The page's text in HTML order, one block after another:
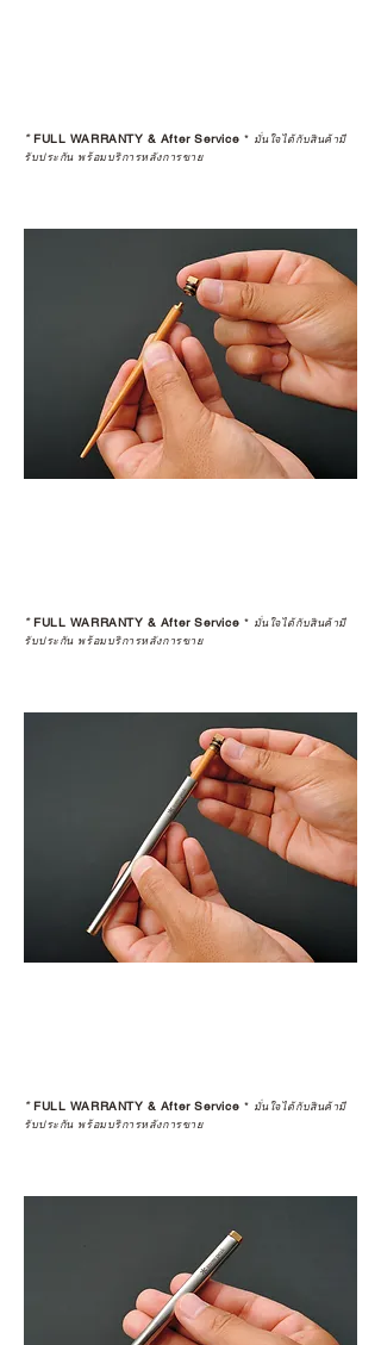
*FULL WARRANTY & After Service * มั่นใจได้กับสินค้ามี
รับประกัน พร้อมบริการหลังการขาย
*FULL WARRANTY & After Service * มั่นใจได้กับสินค้ามี
รับประกัน พร้อมบริการหลังการขาย
*FULL WARRANTY & After Service * มั่นใจได้กับสินค้ามี
รับประกัน พร้อมบริการหลังการขาย